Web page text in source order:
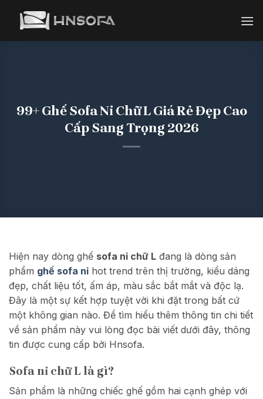
99+ Ghế Sofa Nỉ Chữ L Giá Rẻ Đẹp Cao
Cấp Sang Trọng 2026
Hiện nay dòng ghế sofa nỉ chữ L đang là dòng sản
phẩm ghế sofa nỉ hot trend trên thị trường, kiểu dáng
đẹp, chất liệu tốt, ấm áp, màu sắc bắt mắt và độc lạ.
Đây là một sự kết hợp tuyệt vời khi đặt trong bất cứ
một không gian nào. Để tìm hiểu thêm thông tin chi tiết
về sản phẩm này vui lòng đọc bài viết dưới đây, thông
tin được cung cấp bởi Hnsofa.
Sofa nỉ chữ L là gì?
Sản phẩm là những chiếc ghế gồm hai cạnh ghép với